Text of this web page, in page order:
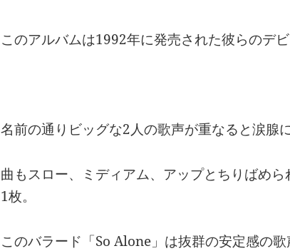
このアルバムは1992年に発売された彼らのデ
名前の通りビッグな2人の歌声が重なると涙腺
曲もスロー、ミディアム、アップとちりばめ
1枚。
このバラード「So Alone」は抜群の安定感の歌